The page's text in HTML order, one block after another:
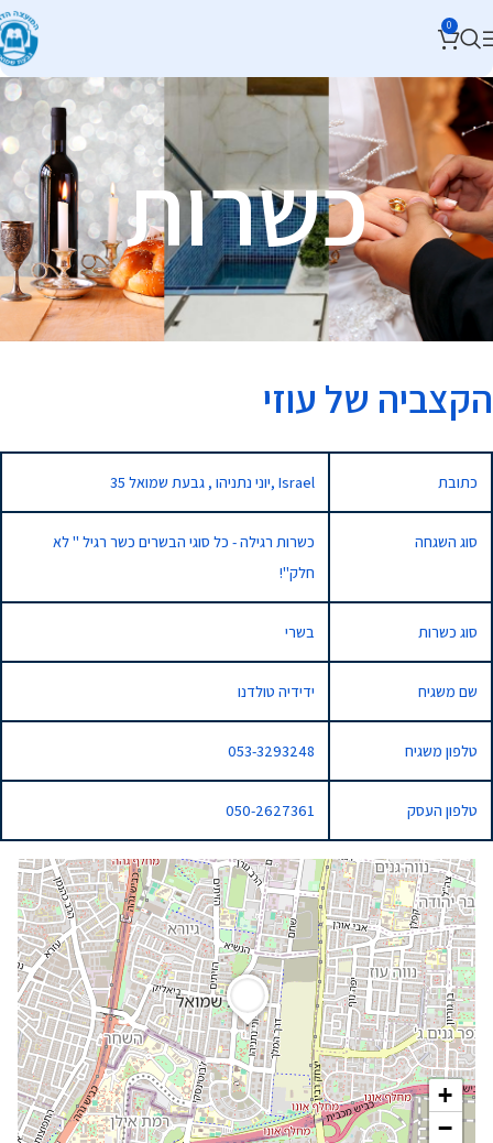
0
כשרות
+
−
הקצביה של עוזי
כתובת 35 יוני נתניהו , גבעת שמואל, Israel
סוג השגחה
כשרות רגילה - כל סוגי הבשרים כשר רגיל " לא
חלק"!
סוג כשרות בשרי
שם משגיח ידידיה טולדנו
טלפון משגיח 053-3293248
טלפון העסק 050-2627361